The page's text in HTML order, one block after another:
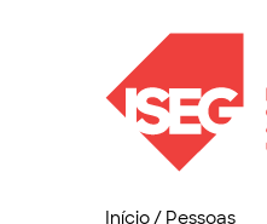
Início/ Pessoas